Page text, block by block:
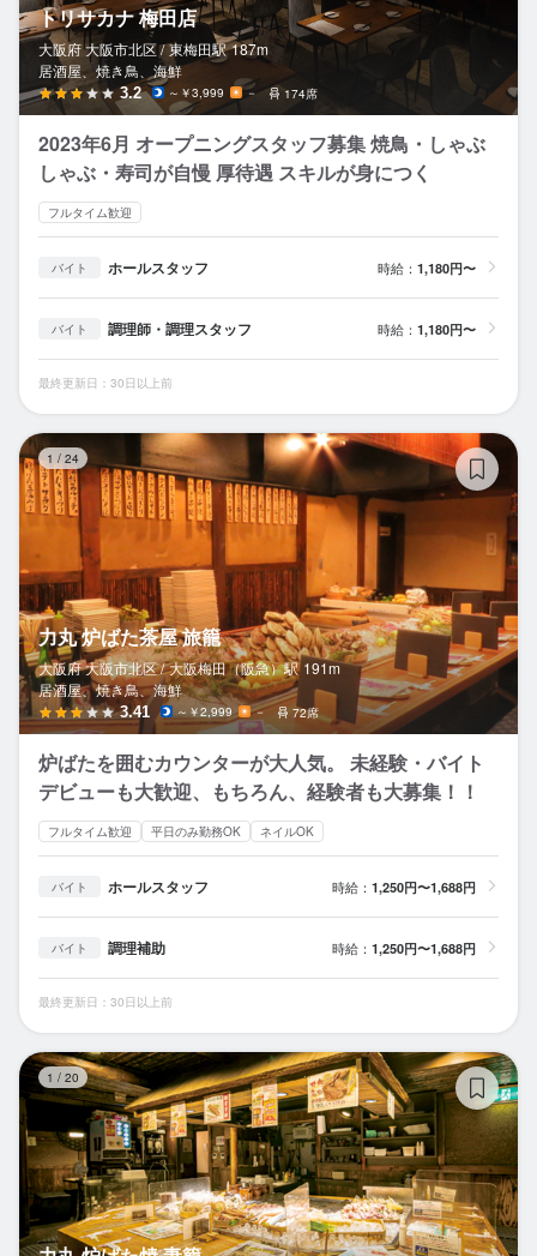
トリサカナ 梅田店
大阪府 大阪市北区 / 東梅田駅 187m
居酒屋、焼き鳥、海鮮
3.2 ～￥3,999 － 174席
2023年6月 オープニングスタッフ募集 焼鳥・しゃぶ
しゃぶ・寿司が自慢 厚待遇 スキルが身につく
フルタイム歓迎
バイト ホールスタッフ 時給： 1,180円〜
バイト 調理師・調理スタッフ 時給： 1,180円〜
最終更新日：30日以上前
1 / 24
力丸 炉ばた茶屋 旅籠
大阪府 大阪市北区 / 大阪梅田（阪急）駅 191m
居酒屋、焼き鳥、海鮮
3.41 ～￥2,999 － 72席
炉ばたを囲むカウンターが大人気。 未経験・バイト
デビューも大歓迎、もちろん、経験者も大募集！！
フルタイム歓迎 平日のみ勤務OK ネイルOK
バイト ホールスタッフ 時給： 1,250円〜1,688円
バイト 調理補助 時給： 1,250円〜1,688円
最終更新日：30日以上前
1 / 20